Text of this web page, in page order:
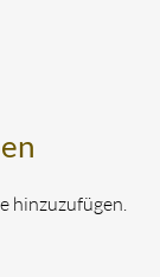
hinzuzufügen.